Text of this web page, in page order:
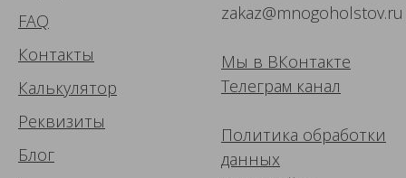
FAQ
Контакты
Калькулятор
Реквизиты
Блог
zakaz@mnogoholstov.ru
Мы в ВКонтакте
Телеграм канал
Политика обработки
данных